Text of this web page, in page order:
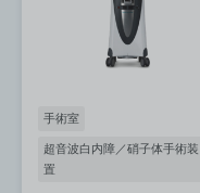
手術室
超音波白内障／硝子体手術装
置